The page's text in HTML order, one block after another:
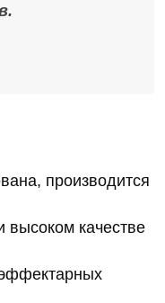
производится
высоком качестве